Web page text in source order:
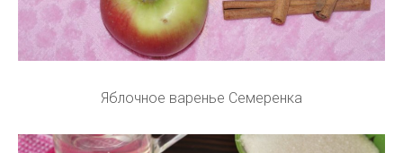
Яблочное варенье Семеренка